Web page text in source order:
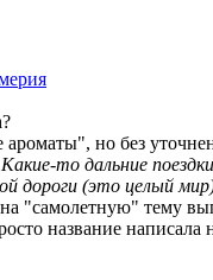
но без
то дальние
дороги (это целый
"самолетную" тему
название